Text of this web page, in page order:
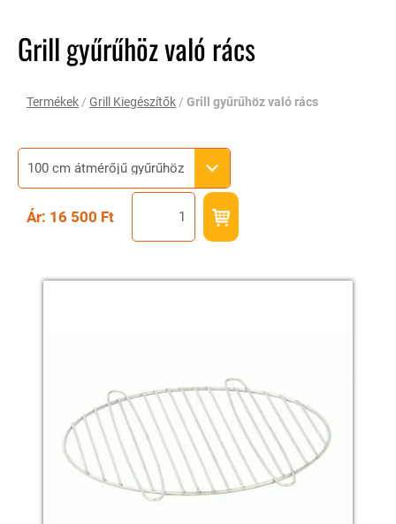
Grill gyűrűhöz való rács
Termékek / Grill Kiegészítők / Grill gyűrűhöz való rács
100 cm átmérőjű gyűrűhöz
Ár: 16 500 Ft